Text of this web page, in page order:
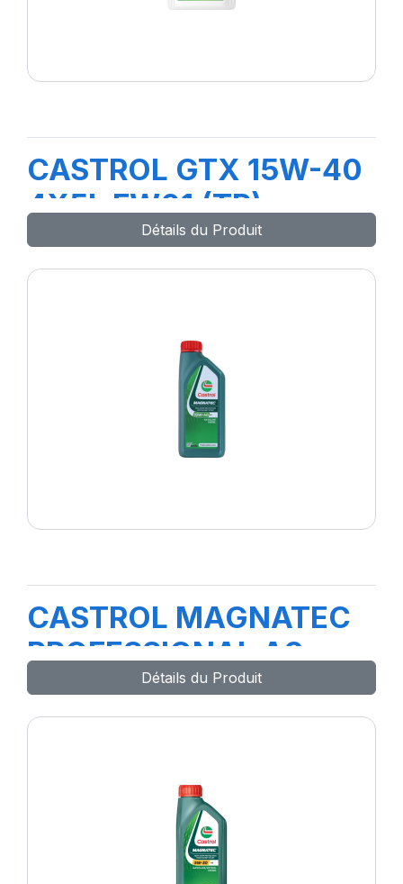
CASTROL GTX 15W-40
4X5L FW01 (TR)
Détails du Produit
CASTROL MAGNATEC
PROFESSIONAL A3
10W-40 1L(nouv20)
Détails du Produit